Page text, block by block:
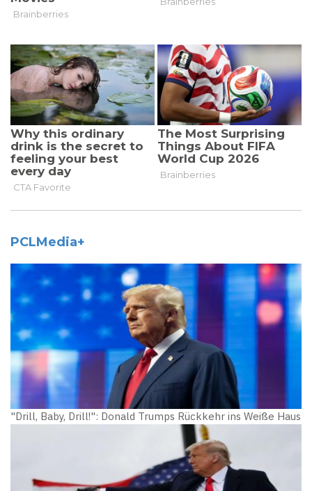
PCLMedia+
"Drill, Baby, Drill!": Donald Trumps Rückkehr ins Weiße Haus